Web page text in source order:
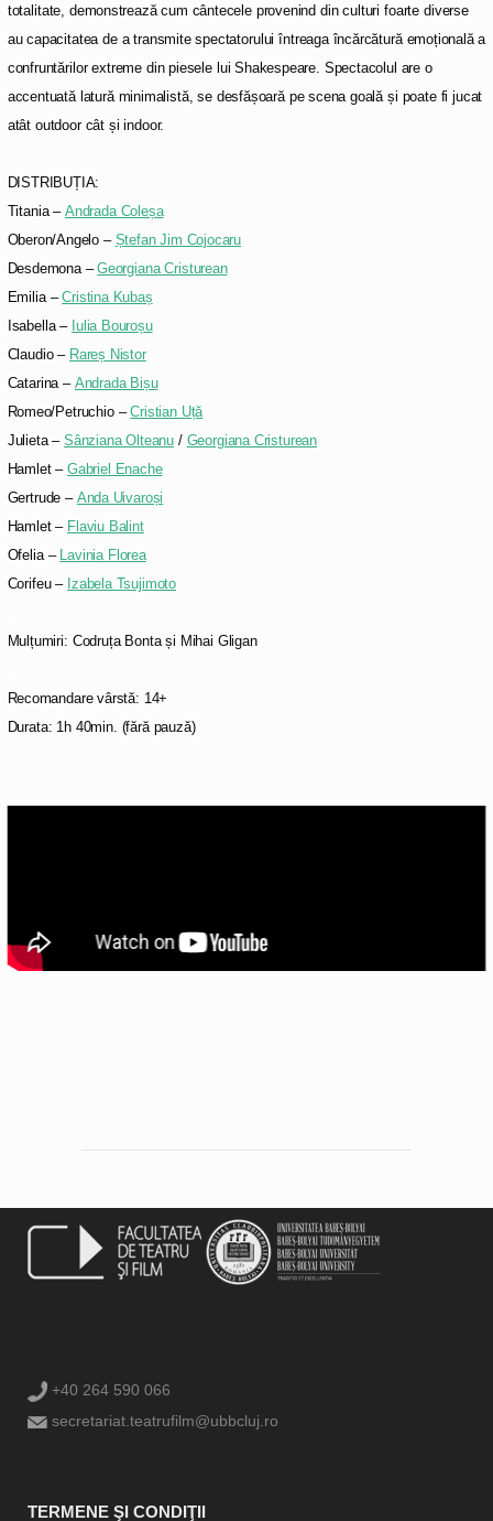
totalitate, demonstrează cum cântecele provenind din culturi foarte diverse
au capacitatea de a transmite spectatorului întreaga încărcătură emoțională a
confruntărilor extreme din piesele lui Shakespeare. Spectacolul are o
accentuată latură minimalistă, se desfășoară pe scena goală și poate fi jucat
atât outdoor cât și indoor.
DISTRIBUȚIA:
Titania –Andrada Coleșa
Oberon/Angelo – Ștefan Jim Cojocaru
Desdemona –Georgiana Cristurean
Emilia –Cristina Kubaș
Isabella – Iulia Bouroșu
Claudio – Rareș Nistor
Catarina – Andrada Bișu
Romeo/Petruchio –Cristian Uță
Julieta –Sânziana Olteanu / Georgiana Cristurean
Hamlet –Gabriel Enache
Gertrude – Anda Uivaroși
Hamlet – Flaviu Balint
Ofelia – Lavinia Florea
Corifeu – Izabela Tsujimoto
Mulțumiri: Codruța Bonta și Mihai Gligan
Recomandare vârstă: 14+
Durata: 1h 40min. (fără pauză)
+40 264 590 066
secretariat.teatrufilm@ubbcluj.ro
TERMENE ŞI CONDIŢII